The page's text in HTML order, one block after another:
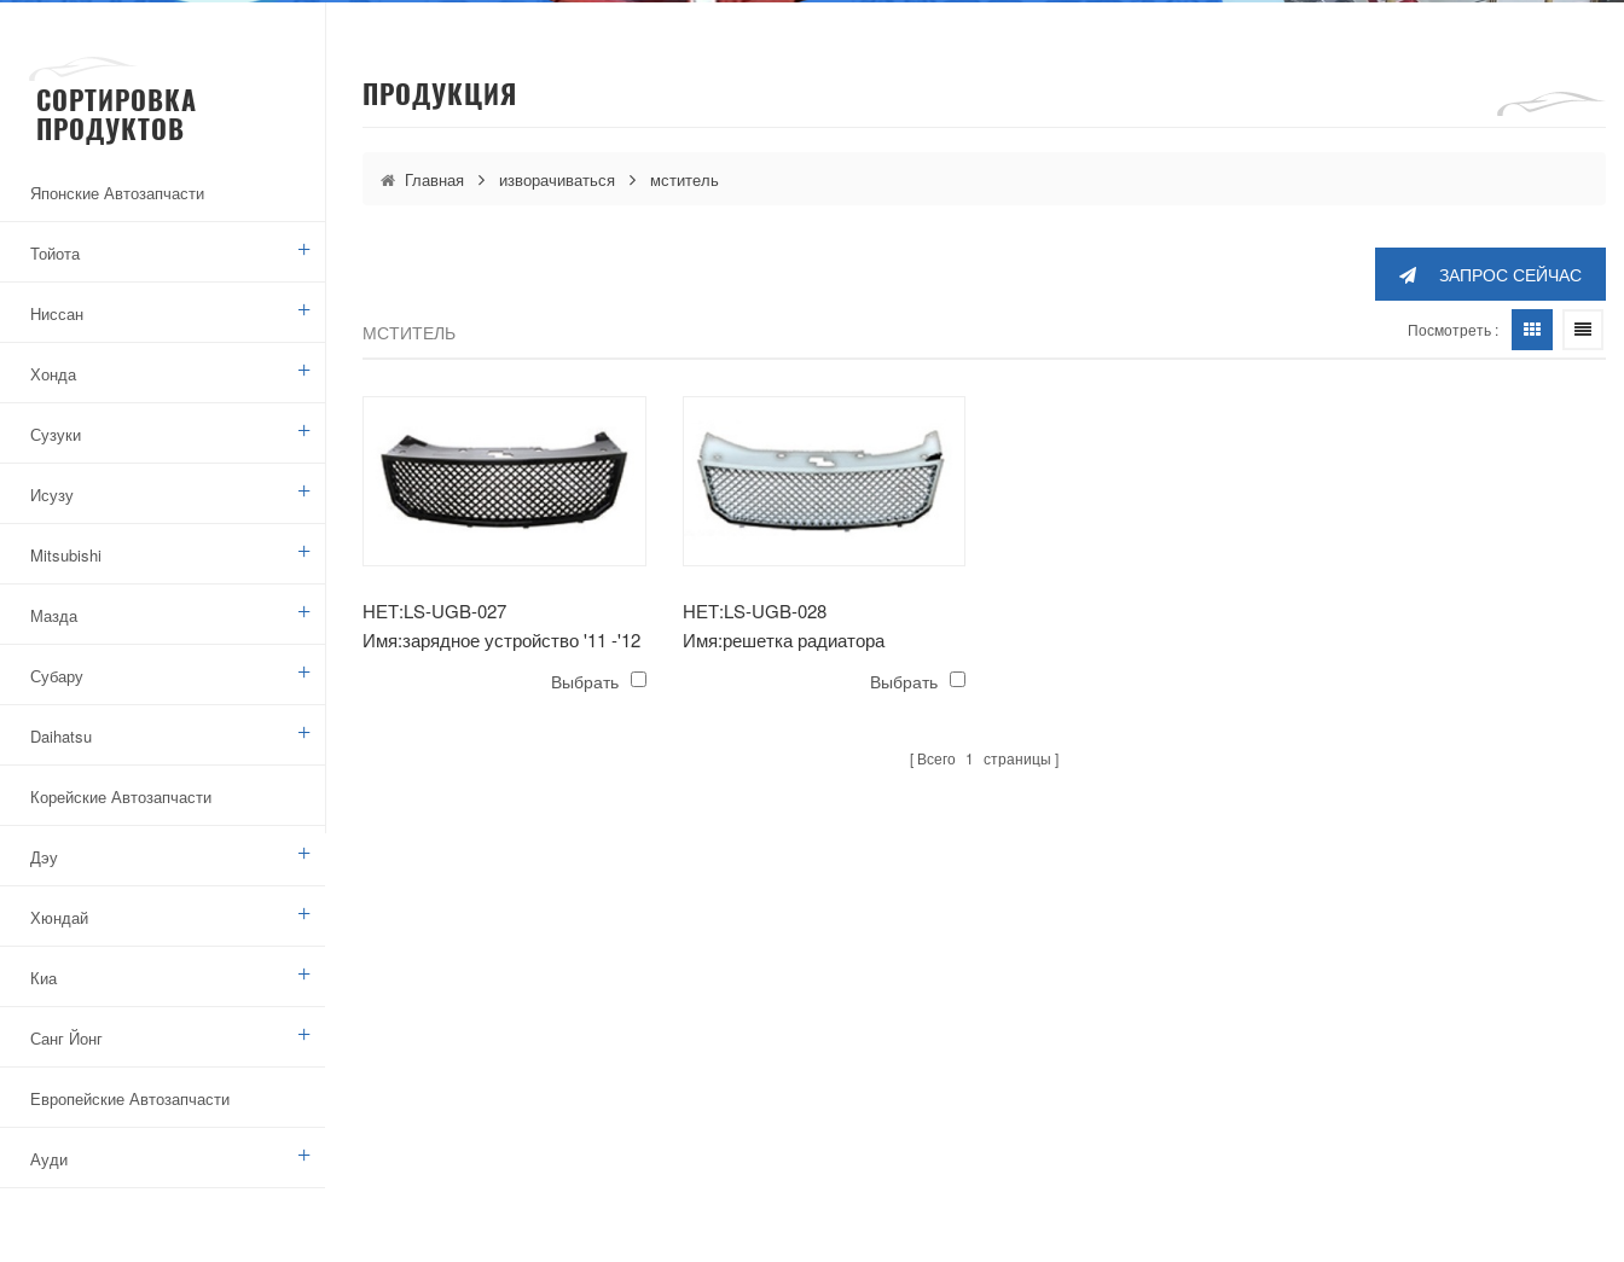
СОРТИРОВКА
ПРОДУКТОВ
Японские Автозапчасти
Тойота
Ниссан
Хонда
Сузуки
Исузу
Mitsubishi
Мазда
Субару
Daihatsu
Корейские Автозапчасти
Дэу
Хюндай
Киа
Санг Йонг
Европейские Автозапчасти
Ауди
ПРОДУКЦИЯ
Главная изворачиваться мститель
ЗАПРОС СЕЙЧАС
МСТИТЕЛЬ Посмотреть :
НЕТ:LS-UGB-027
Имя:зарядное устройство '11 -'12
Выбрать
НЕТ:LS-UGB-028
Имя:решетка радиатора
Выбрать
Всего 1 страницы